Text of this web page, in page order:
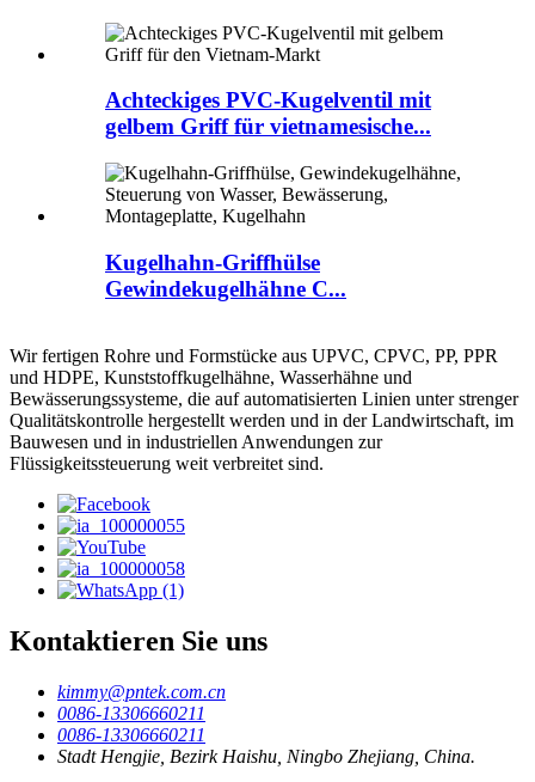
Achteckiges PVC-Kugelventil mit
gelbem Griff für vietnamesische...
Kugelhahn-Griffhülse
Gewindekugelhähne C...
Wir fertigen Rohre und Formstücke aus UPVC, CPVC, PP, PPR
und HDPE, Kunststoffkugelhähne, Wasserhähne und
Bewässerungssysteme, die auf automatisierten Linien unter strenger
Qualitätskontrolle hergestellt werden und in der Landwirtschaft, im
Bauwesen und in industriellen Anwendungen zur
Flüssigkeitssteuerung weit verbreitet sind.
Kontaktieren Sie uns
kimmy@pntek.com.cn
0086-13306660211
0086-13306660211
Stadt Hengjie, Bezirk Haishu, Ningbo Zhejiang, China.